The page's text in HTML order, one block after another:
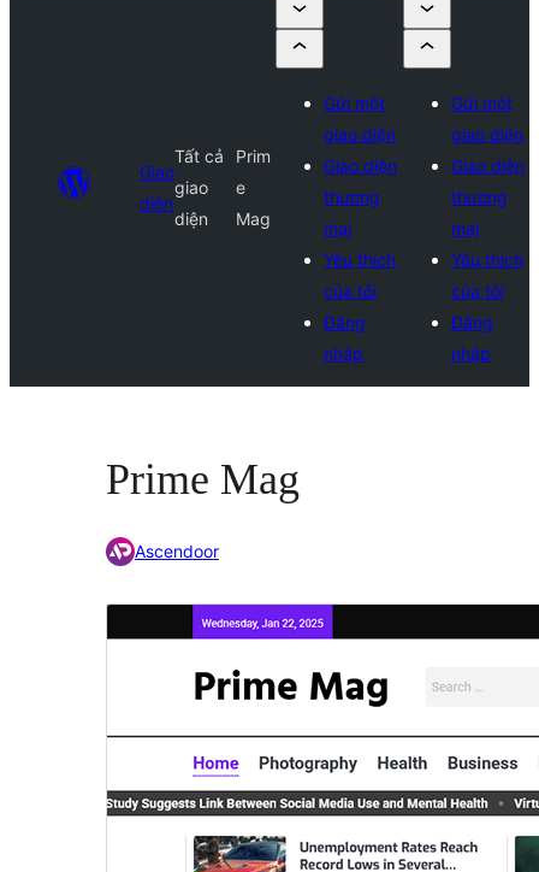
Giao
diện
Tất cả
giao
diện
Prim
e
Mag
Gửi một
giao diện
Giao diện
thương
mại
Yêu thích
của tôi
Đăng
nhập
Gửi một
giao diện
Giao diện
thương
mại
Yêu thích
của tôi
Đăng
nhập
Prime Mag
Ascendoor